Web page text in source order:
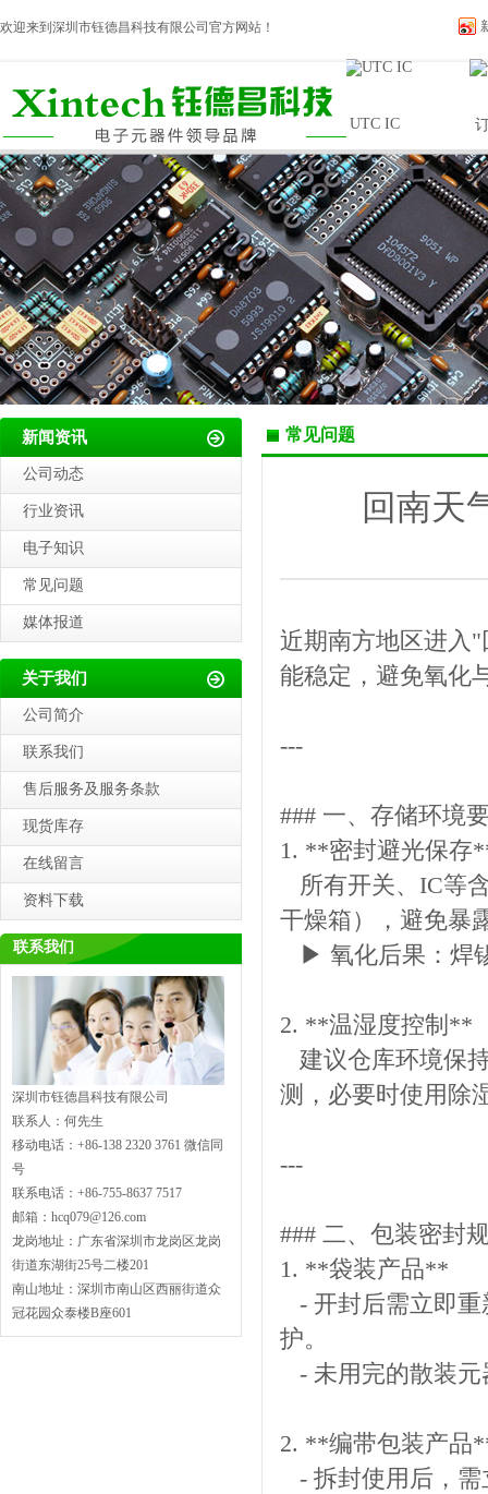
欢迎来到深圳市钰德昌科技有限公司官方网站！
编码器和电位器 INTOCHIPS ..
新闻资讯
公司动态
行业资讯
电子知识
常见问题
媒体报道
关于我们
公司简介
联系我们
售后服务及服务条款
现货库存
在线留言
资料下载
联系我们
深圳市钰德昌科技有限公司
联系人：何先生
移动电话：+86-138 2320 3761 微信同
号
联系电话：+86-755-8637 7517
邮箱：hcq079@126.com
龙岗地址：广东省深圳市龙岗区龙岗
街道东湖街25号二楼201
南山地址：深圳市南山区西丽街道众
冠花园众泰楼B座601
常见问题
回南天
近期南方地区进入
能稳定，避免氧化
---
### 一、存储环境
1. **密封避光保
所有开关、IC等
干燥箱），避免暴
▶ 氧化后果：焊
2. **温湿度控制**
建议仓库环境保
测，必要时使用除
---
### 二、包装密封
1. **袋装产品**
- 开封后需立即重
护。
- 未用完的散装元
2. **编带包装产
- 拆封使用后，